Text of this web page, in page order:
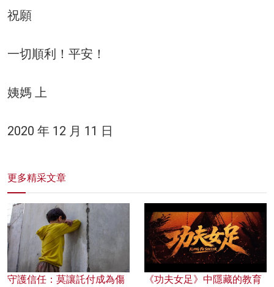
祝願
一切順利！平安！
姨媽 上
2020 年 12 月 11 日
更多精采文章
守護信任：莫讓託付成為傷
《功夫女足》中隱藏的教育